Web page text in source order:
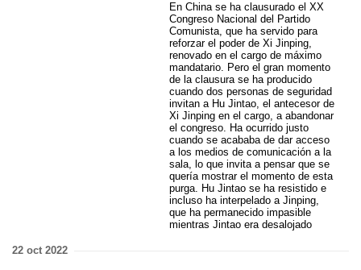
En China se ha clausurado el XX
Congreso Nacional del Partido
Comunista, que ha servido para
reforzar el poder de Xi Jinping,
renovado en el cargo de máximo
mandatario. Pero el gran momento
de la clausura se ha producido
cuando dos personas de seguridad
invitan a Hu Jintao, el antecesor de
Xi Jinping en el cargo, a abandonar
el congreso. Ha ocurrido justo
cuando se acababa de dar acceso
a los medios de comunicación a la
sala, lo que invita a pensar que se
quería mostrar el momento de esta
purga. Hu Jintao se ha resistido e
incluso ha interpelado a Jinping,
que ha permanecido impasible
mientras Jintao era desalojado
22 oct 2022